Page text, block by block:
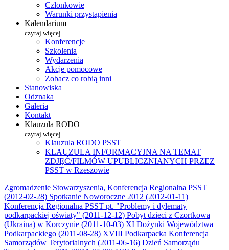
Członkowie
Warunki przystąpienia
Kalendarium
czytaj więcej
Konferencje
Szkolenia
Wydarzenia
Akcje pomocowe
Zobacz co robią inni
Stanowiska
Odznaka
Galeria
Kontakt
Klauzula RODO
czytaj więcej
Klauzula RODO PSST
KLAUZULA INFORMACYJNA NA TEMAT
ZDJĘĆ/FILMÓW UPUBLICZNIANYCH PRZEZ
PSST w Rzeszowie
Zgromadzenie Stowarzyszenia, Konferencja Regionalna PSST
(2012-02-28) Spotkanie Noworoczne 2012 (2012-01-11)
Konferencja Regionalna PSST pt. "Problemy i dylematy
podkarpackiej oświaty" (2011-12-12) Pobyt dzieci z Czortkowa
(Ukraina) w Korczynie (2011-10-03) XI Dożynki Województwa
Podkarpackiego (2011-08-28) XVIII Podkarpacka Konferencja
Samorządów Terytorialnych (2011-06-16) Dzień Samorządu